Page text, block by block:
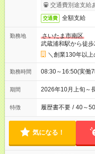
交通費別途支給
交通費 全額支給
勤務地
さいたま市南区
武蔵浦和駅から徒
＼創業130年以
勤務時間 08:30～16:50(実
期間 2026年10月上旬
特徴 履歴書不要 / 40～
気になる！